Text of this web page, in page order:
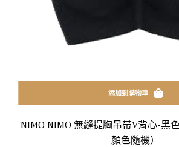
添加到購物車
NIMO NIMO 無縫提胸吊帶V背心-黑
顏色隨機）